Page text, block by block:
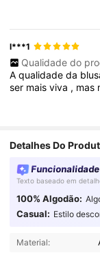
l***1
Qualidade do
Aqualidadeda
ser maisviva , mas
Detalhes Do
Texto baseado em
100% Algodão:
Casual: Estilo
Material:
4,56